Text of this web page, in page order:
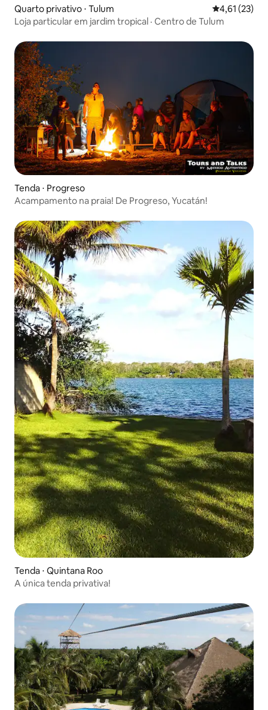
Quarto privativo ⋅ Tulum 4,61 de uma
4,61 (23)
Loja particular em jardim tropical · Centro de Tulum
Tenda ⋅ Progreso
Acampamento na praia! De Progreso, Yucatán!
Tenda ⋅ Quintana Roo
A única tenda privativa!